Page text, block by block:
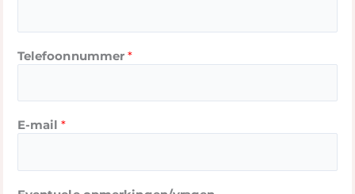
Telefoonnummer*
*
o
E-mail*